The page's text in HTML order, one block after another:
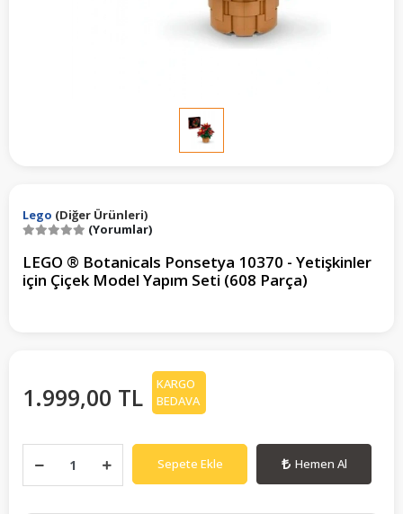
Lego (Diğer Ürünleri)
(Yorumlar)
LEGO ® Botanicals Ponsetya 10370 - Yetişkinler
için Çiçek Model Yapım Seti (608 Parça)
1.999,00 TL
KARGO
BEDAVA
Sepete Ekle Hemen Al